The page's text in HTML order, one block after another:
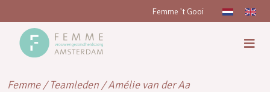
Femme 't Gooi
Femme/Teamleden /Amélie van der Aa